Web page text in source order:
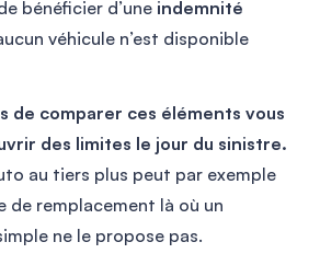
bénéficier d’une indemnité
véhicule n’est disponible
de comparer ces éléments vous
des limites le jour du sinistre.
au tiers plus peut par exemple
de remplacement là où un
ne le propose pas.